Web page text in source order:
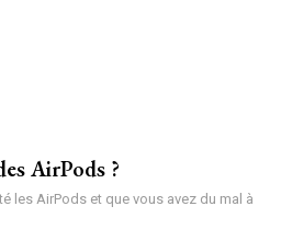
AirPods ?
les AirPods et que vous avez du mal à